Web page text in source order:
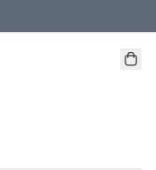
能櫃」自提點取貨 （冷凍食品